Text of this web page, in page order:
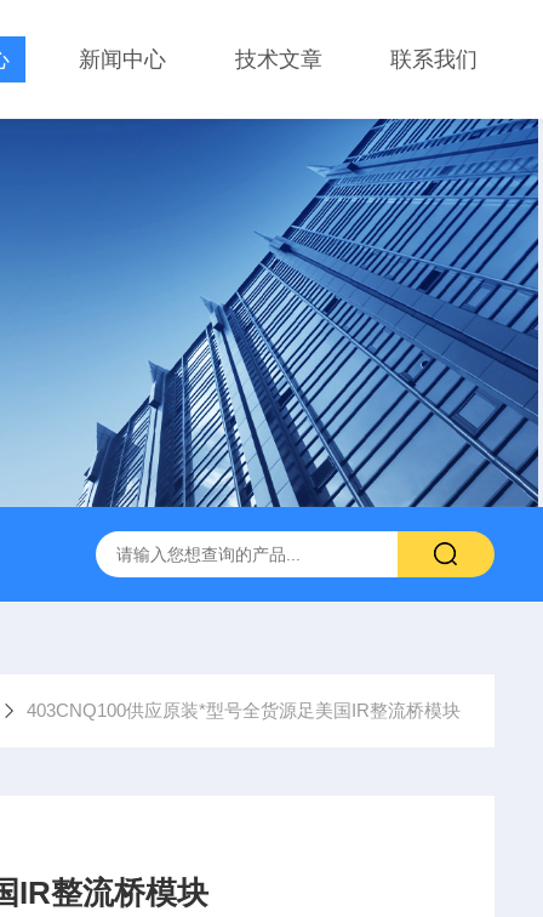
新闻中心 技术文章 联系我们
403CNQ100供应原装*型号全货源足美国IR整流桥模块
IR整流桥模块